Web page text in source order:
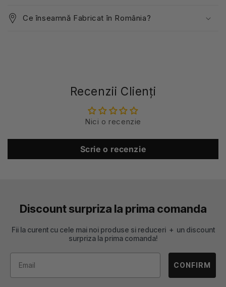
Ce înseamnă Fabricat în România?
Recenzii Clienți
Nici o recenzie
Scrie o recenzie
Discount surpriza la prima comanda
Fii la curent cu cele mai noi produse si reduceri + un discount
surpriza la prima comanda!
CONFIRM